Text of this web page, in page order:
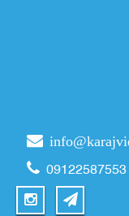
09122587553